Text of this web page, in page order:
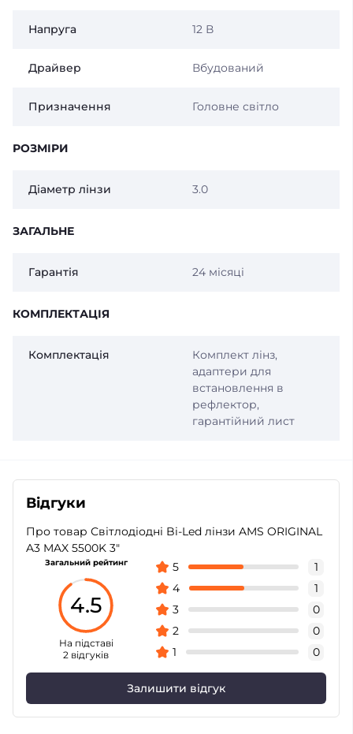
Напруга 12 В
Драйвер Вбудований
Призначення Головне світло
РОЗМІРИ
Діаметр лінзи 3.0
ЗАГАЛЬНЕ
Гарантія 24 місяці
КОМПЛЕКТАЦІЯ
Комплектація
Комплект лінз,
адаптери для
встановлення в
рефлектор,
гарантійний лист
Відгуки
Про товар Світлодіодні Bi-Led лінзи AMS ORIGINAL
A3 MAX 5500K 3"
Загальний рейтинг
4.5
На підставі
2 відгуків
5
1
4
1
3
0
2
0
1
0
Залишити відгук